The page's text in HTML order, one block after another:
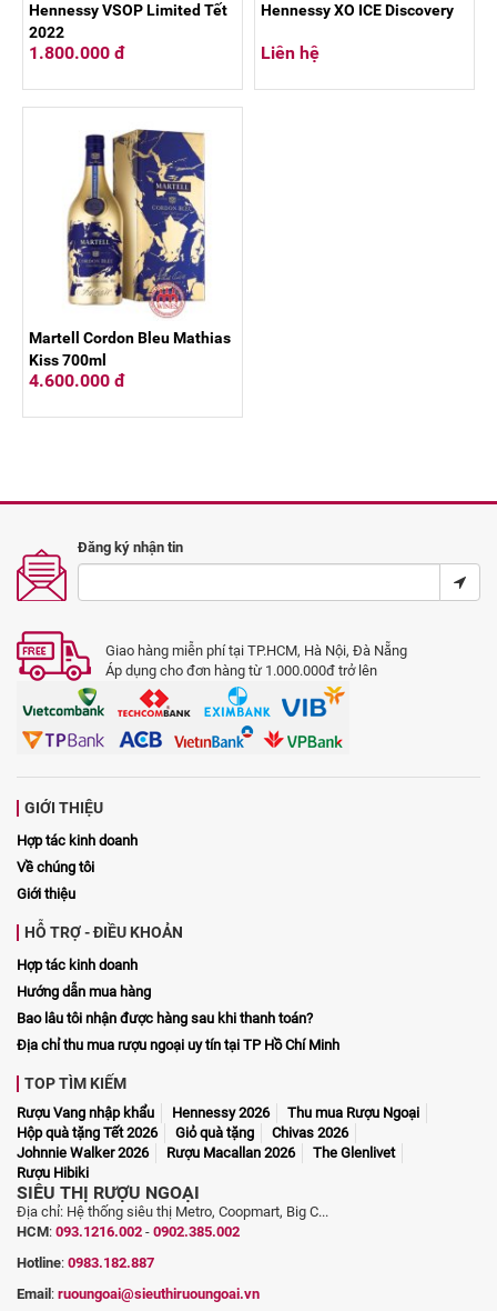
Hennessy VSOP Limited Tết
2022
1.800.000 đ
Hennessy XO ICE Discovery
Liên hệ
Martell Cordon Bleu Mathias
Kiss 700ml
4.600.000 đ
Đăng ký nhận tin
Giao hàng miễn phí tại TP.HCM, Hà Nội, Đà Nẵng
Áp dụng cho đơn hàng từ 1.000.000đ trở lên
GIỚI THIỆU
Hợp tác kinh doanh
Về chúng tôi
Giới thiệu
HỖ TRỢ - ĐIỀU KHOẢN
Hợp tác kinh doanh
Hướng dẫn mua hàng
Bao lâu tôi nhận được hàng sau khi thanh toán?
Địa chỉ thu mua rượu ngoại uy tín tại TP Hồ Chí Minh
TOP TÌM KIẾM
Rượu Vang nhập khẩu Hennessy 2026
Thu mua Rượu Ngoại
Hộp quà tặng Tết 2026
Giỏ quà tặng
Chivas 2026
Johnnie Walker 2026
Rượu Macallan 2026
The Glenlivet
Rượu Hibiki
SIÊU THỊ RƯỢU NGOẠI
Địa chỉ: Hệ thống siêu thị Metro, Coopmart, Big C...
HCM: 093.1216.002 - 0902.385.002
Hotline: 0983.182.887
Email : ruoungoai@sieuthiruoungoai.vn